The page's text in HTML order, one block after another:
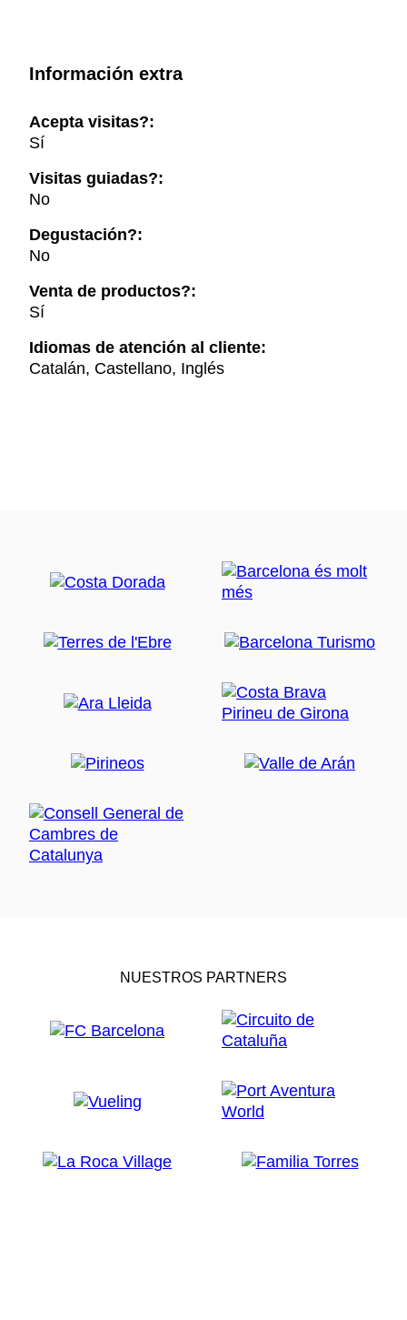
Información extra
Acepta visitas?:
Sí
Visitas guiadas?:
No
Degustación?:
No
Venta de productos?:
Sí
Idiomas de atención al cliente:
Catalán, Castellano, Inglés
NUESTROS PARTNERS